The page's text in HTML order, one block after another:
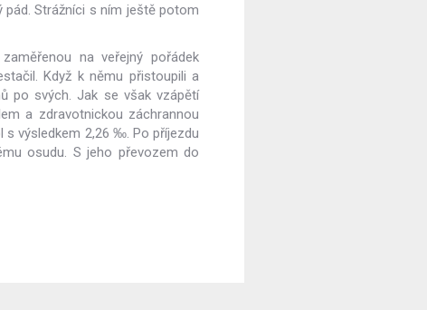
pád. Strážníci s ním ještě potom
na veřejný pořádek
Když k němu přistoupili a
po svých. Jak se však vzápětí
a zdravotnickou záchrannou
s výsledkem 2,26 ‰. Po příjezdu
osudu. S jeho převozem do